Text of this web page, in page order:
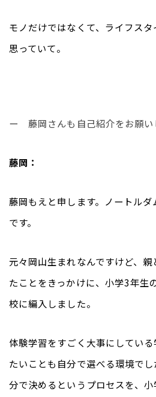
モノだけではなくて、ライフス
思っていて。
ー　藤岡さんも自己紹介をお願い
藤岡：
藤岡もえと申します。ノートル
です。
元々岡山生まれなんですけど、
たことをきっかけに、小学3年生
校に編入しました。
体験学習をすごく大事にしてい
たいことも自分で選べる環境で
分で決めるというプロセスを、